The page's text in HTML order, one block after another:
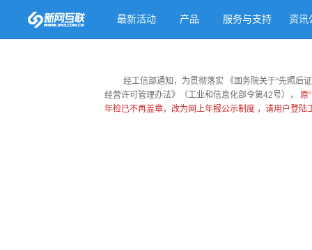
最新活动 产品 服务与支持 资讯
经工信部通知，为贯彻落实
《国务院关于“先照后
经营许可管理办法》（工业和信息化部令第42号）， 原
年检已不再盖章，改为网上年报公示制度 ，请用户登陆